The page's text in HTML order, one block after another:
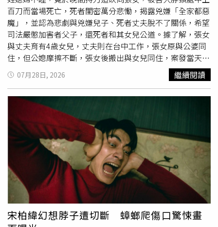
隊成員分享談判核心資料等情事。彈劾案文說，於經貿辦接
待「印太/新南向記者團」時，被彈劾人先突以未被告知有
該項行程而發怒，經同仁出示相關簽呈後，則又改口斥責事
前與談擬答資料未讓其過目，顯示被彈劾人習慣性採取高壓
威嚇式之管理模式，同仁須忍受其情緒化表達之壓力。嗣又
臨時藉故抽離原訂共同出席記者團接待會之同仁，卻未同步
與主要接見人員顏慧欣溝通，致其缺少重要陪同人員輔助，
任令其須獨自面對記者團各項提問壓力，足見未給予顏慧欣
應有之尊重與支持。彈劾案文指出，被彈劾人慣常採取高壓
威嚇之管理模式，不允許同仁質疑、挑戰其領導權威，倘於
業務上遇有不同意見，會以公開否定、大聲斥責之方式，利
用權勢關係壓抑所面對之異見，久之，於單位內造成緊張、
退避之氛圍，並進而形成噤聲之效應。彈劾案文表示，綜
上，被彈劾人為行政院政務委員並兼任該院經貿辦總談判代
表，本應統籌整合各方資源，致力於增益我國經貿談判實
力，詎其竟阻撓及弱化副總談判代表顏慧欣參與相關業務，
並於攸關國家重大利益之重要經貿談判場合、接待重要訪
團，限縮重要團隊成員出席會議提供輔助之空間。復核有對
部分同仁態度專橫、高壓威嚇、孤立排擠等不當行為，核其
百刀而當場死亡，死者閨密萬分悲慟，揭露兇嫌「全家都惡
魔」，並認為悲劇與兇嫌兒子、死者丈夫脫不了關係，希望
司法嚴懲加害者父子，還死者和其女兒公道。據了解，張女
與丈夫育有4歲女兒，丈夫則在台中工作，張女原與公婆同
住，但公媳摩擦不斷，張女後搬出與女兒同住，案發當天因
工作將孩子委託給公婆照顧，晚間前往接孩子回家時，公媳
間發生口角，張男竟拿刀砍向張女，被害人脖頸處中百刀慘
聞噩耗萬分悲慟，揭露兇嫌「全家都惡魔」，表示兇嫌兒
子、死者丈夫有情緒控管問題，在死者懷孕期間，他曾因口
角，在眾人面前將桌上東西摔碎，怒斥死者「吵什麼吵」，
到台中工作後還外遇養小三，卻不願付每月5000元育兒
費，對孩子可說是不聞不問。死者閨密表示，凶嫌因沒有工
作而頻頻向死者拿錢，但死者身兼兩份工作，要養家、照顧
孩子，在無力負擔兇嫌開銷後，兇嫌竟開始言語霸凌
，懷疑
死者在外結交男友，公媳間更因生活習慣而摩擦不斷。死者
閨密提到，兇嫌會在家抽菸，還會偷吃死者的食物並不承
認，家中垃圾也不收拾，飼養的2隻貓咪更不照顧，不清理
貓砂盆導致發臭，而死者在忍無可忍下搬出另住，正滿懷期
07月28日, 2026 繼續閱讀
宋柏緯幻想脖子遭切斷 蟑螂爬傷口驚悚畫